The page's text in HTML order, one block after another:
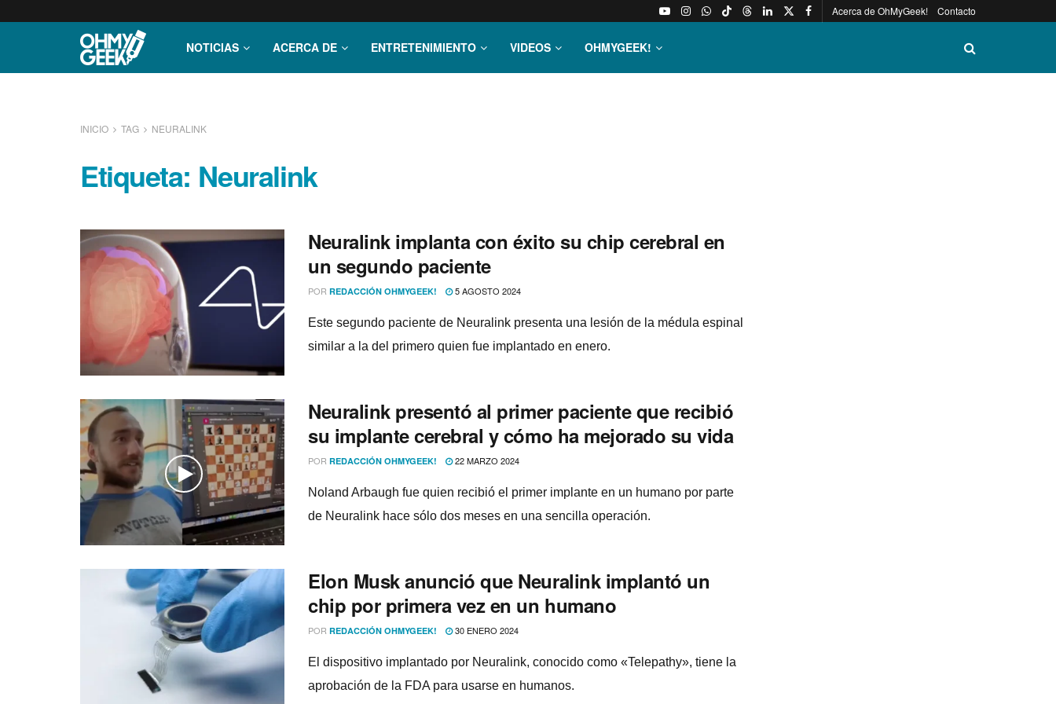
Acerca de OhMyGeek! Contacto
NOTICIAS ACERCA DE ENTRETENIMIENTO VIDEOS OHMYGEEK!
INICIO TAG NEURALINK
Etiqueta: Neuralink
Neuralink implanta con éxito su chip cerebral en
un segundo paciente
POR REDACCIÓN OHMYGEEK! 5 AGOSTO 2024
Este segundo paciente de Neuralink presenta una lesión de la médula espinal
similar a la del primero quien fue implantado en enero.
Neuralink presentó al primer paciente que recibió
su implante cerebral y cómo ha mejorado su vida
POR REDACCIÓN OHMYGEEK! 22 MARZO 2024
Noland Arbaugh fue quien recibió el primer implante en un humano por parte
de Neuralink hace sólo dos meses en una sencilla operación.
Elon Musk anunció que Neuralink implantó un
chip por primera vez en un humano
POR REDACCIÓN OHMYGEEK! 30 ENERO 2024
El dispositivo implantado por Neuralink, conocido como «Telepathy», tiene la
aprobación de la FDA para usarse en humanos.